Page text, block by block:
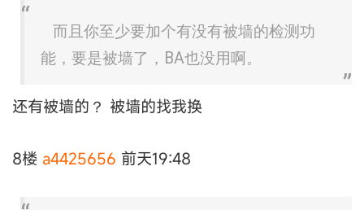
而且你至少要加个有没有被墙的检测功
能，要是被墙了，BA也没用啊。
还有被墙的？ 被墙的找我换
8楼 a4425656 前天19:48